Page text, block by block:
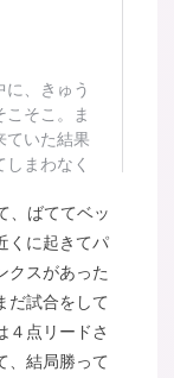
、ばててベッ
くに起きてパ
クスがあった
だ試合をして
４点リードさ
、結局勝って